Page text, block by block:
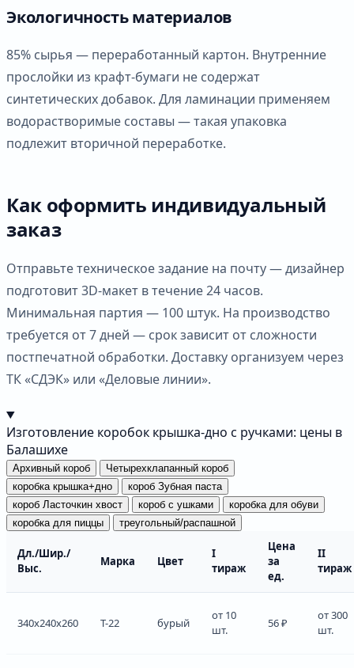
Экологичность материалов
85% сырья — переработанный картон. Внутренние
прослойки из крафт-бумаги не содержат
синтетических добавок. Для ламинации применяем
водорастворимые составы — такая упаковка
подлежит вторичной переработке.
Как оформить индивидуальный
заказ
Отправьте техническое задание на почту — дизайнер
подготовит 3D-макет в течение 24 часов.
Минимальная партия — 100 штук. На производство
требуется от 7 дней — срок зависит от сложности
постпечатной обработки. Доставку организуем через
ТК «СДЭК» или «Деловые линии».
Изготовление коробок крышка-дно с ручками: цены в
Балашихе
Архивный короб
Четырехклапанный короб
коробка крышка+дно
короб Зубная паста
короб Ласточкин хвост
короб с ушками
коробка для обуви
коробка для пиццы
треугольный/распашной
Дл./Шир./
Выс.
Марка Цвет
I
тираж
Цена
за
ед.
II
тираж
340x240x260 Т-22 бурый
от 10
шт.
56 ₽
от 300
шт.